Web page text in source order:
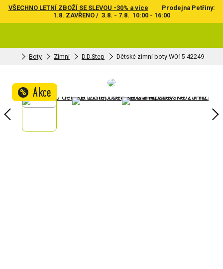
VŠECHNO LETNÍ ZBOŽÍ SE SLEVOU -30% a více
Prodejna Petřiny:
1.8. ZAVŘENO / 3.8. - 7.8. 10:00 - 16:00
Boty Zimní D.D.Step Dětské zimní boty W015-42249
% Akce